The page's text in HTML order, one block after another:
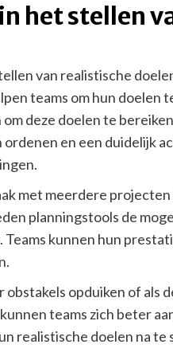
het stellen
van realistische
teams om hun
deze doelen te
en een duidelijk
met meerdere
planningstools de
kunnen hun
opduiken of als
teams zich beter
realistische doelen na te